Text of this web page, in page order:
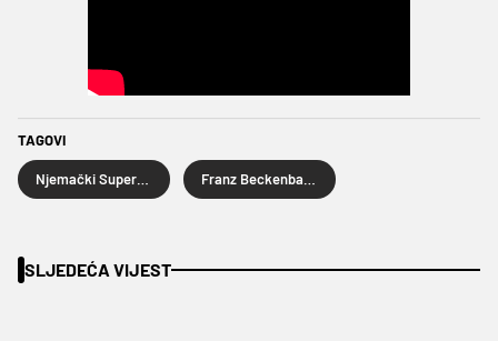
TAGOVI
SLJEDEĆA VIJEST